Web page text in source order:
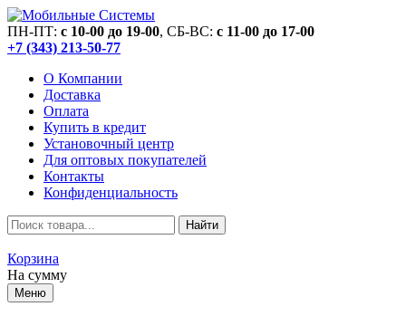
ПН-ПТ: c 10-00 до 19-00, СБ-ВС: c 11-00 до 17-00
+7 (343) 213-50-77
О Компании
Доставка
Оплата
Купить в кредит
Установочный центр
Для оптовых покупателей
Контакты
Конфиденциальность
Найти
Корзина
На сумму
Меню